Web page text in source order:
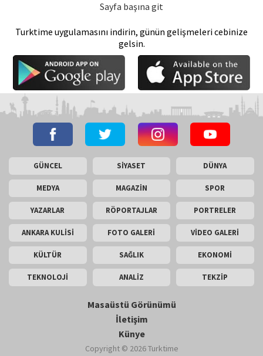
Sayfa başına git
Turktime uygulamasını indirin, günün gelişmeleri cebinize
gelsin.
GÜNCEL SİYASET DÜNYA
MEDYA MAGAZİN SPOR
YAZARLAR RÖPORTAJLAR PORTRELER
ANKARA KULİSİ FOTO GALERİ VİDEO GALERİ
KÜLTÜR SAĞLIK EKONOMİ
TEKNOLOJİ ANALİZ TEKZİP
Masaüstü Görünümü
İletişim
Künye
Copyright © 2026 Turktime